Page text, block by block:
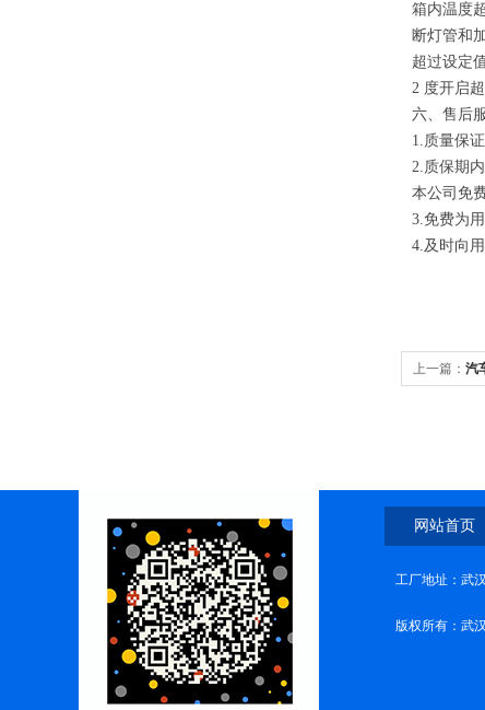
箱内温度
断灯管和
超过设定
2 度开启
六、售后
1.质量保
2.质保期
本公司免
3.免费为
4.及时向
上一篇： 汽
网站首页
工厂地址：武
版权所有：武